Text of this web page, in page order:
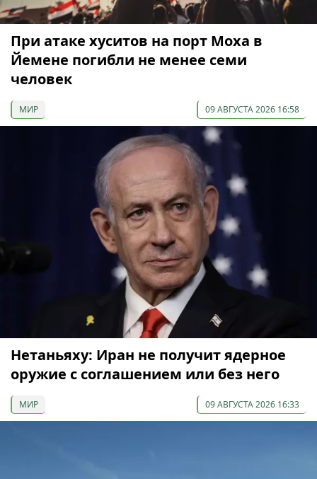
При атаке хуситов на порт Моха в
Йемене погибли не менее семи
человек
МИР 09 АВГУСТА 2026 16:58
Нетаньяху: Иран не получит ядерное
оружие с соглашением или без него
МИР 09 АВГУСТА 2026 16:33